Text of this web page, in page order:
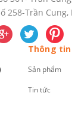
258-Trần Cung,
Thông
Sản phẩm
Tin tức